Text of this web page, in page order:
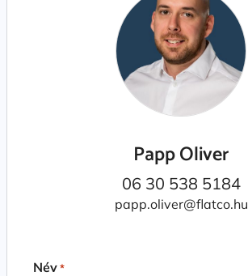
Papp Oliver
06 30 538 5184
papp.oliver@flatco.hu
Név *